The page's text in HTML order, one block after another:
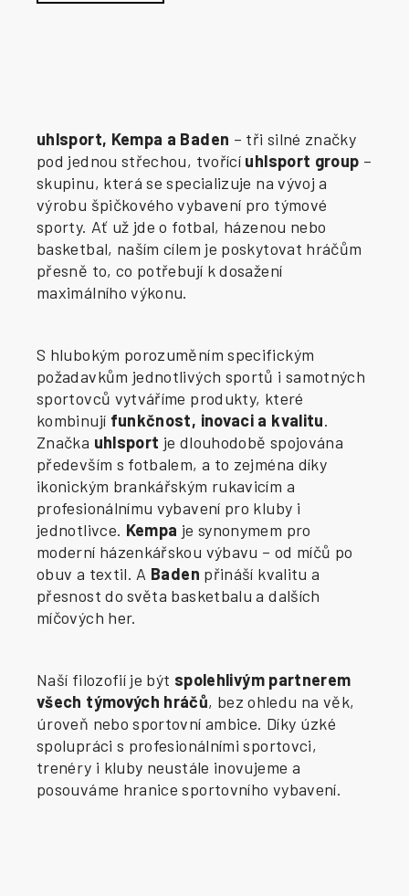
uhlsport, Kempa a Baden – tři silné značky
pod jednou střechou, tvořící uhlsport group –
skupinu, která se specializuje na vývoj a
výrobu špičkového vybavení pro týmové
sporty. Ať už jde o fotbal, házenou nebo
basketbal, naším cílem je poskytovat hráčům
přesně to, co potřebují k dosažení
maximálního výkonu.
S hlubokým porozuměním specifickým
požadavkům jednotlivých sportů i samotných
sportovců vytváříme produkty, které
kombinují funkčnost, inovaci a kvalitu.
Značka uhlsport je dlouhodobě spojována
především s fotbalem, a to zejména díky
ikonickým brankářským rukavicím a
profesionálnímu vybavení pro kluby i
jednotlivce. Kempa je synonymem pro
moderní házenkářskou výbavu – od míčů po
obuv a textil. A Baden přináší kvalitu a
přesnost do světa basketbalu a dalších
míčových her.
Naší filozofií je být spolehlivým partnerem
všech týmových hráčů, bez ohledu na věk,
úroveň nebo sportovní ambice. Díky úzké
spolupráci s profesionálními sportovci,
trenéry i kluby neustále inovujeme a
posouváme hranice sportovního vybavení.